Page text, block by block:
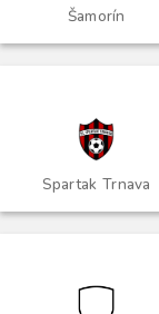
Šamorín
Spartak Trnava